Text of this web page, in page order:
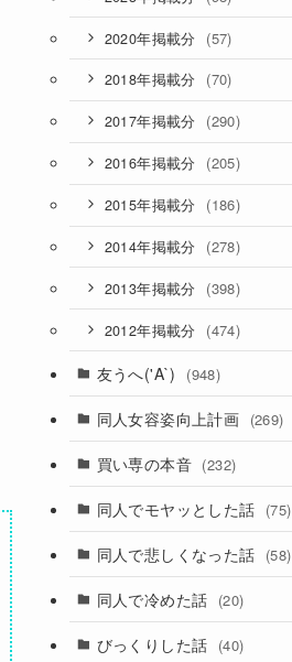
2020年掲載分 (57)
2018年掲載分 (70)
2017年掲載分 (290)
2016年掲載分 (205)
2015年掲載分 (186)
2014年掲載分 (278)
2013年掲載分 (398)
2012年掲載分 (474)
友うへ('A`) (948)
同人女容姿向上計画 (269)
買い専の本音 (232)
同人でモヤッとした話 (75)
同人で悲しくなった話 (58)
同人で冷めた話 (20)
びっくりした話 (40)